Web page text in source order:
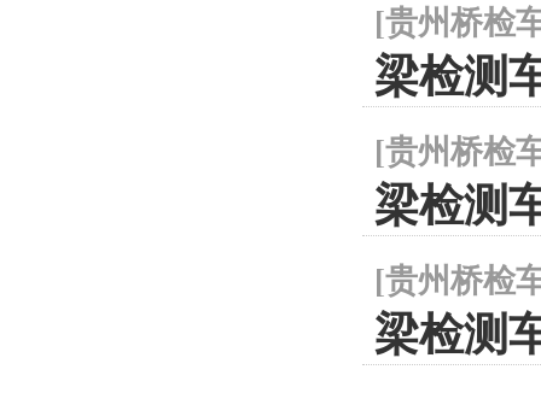
[贵州桥检
梁检测
[贵州桥检
梁检测
[贵州桥检
梁检测